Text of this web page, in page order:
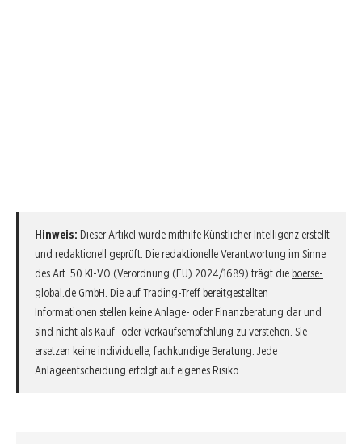
Hinweis: Dieser Artikel wurde mithilfe Künstlicher Intelligenz erstellt
und redaktionell geprüft. Die redaktionelle Verantwortung im Sinne
des Art. 50 KI-VO (Verordnung (EU) 2024/1689) trägt die boerse-
global.de GmbH . Die auf Trading-Treff bereitgestellten
Informationen stellen keine Anlage- oder Finanzberatung dar und
sind nicht als Kauf- oder Verkaufsempfehlung zu verstehen. Sie
ersetzen keine individuelle, fachkundige Beratung. Jede
Anlageentscheidung erfolgt auf eigenes Risiko.